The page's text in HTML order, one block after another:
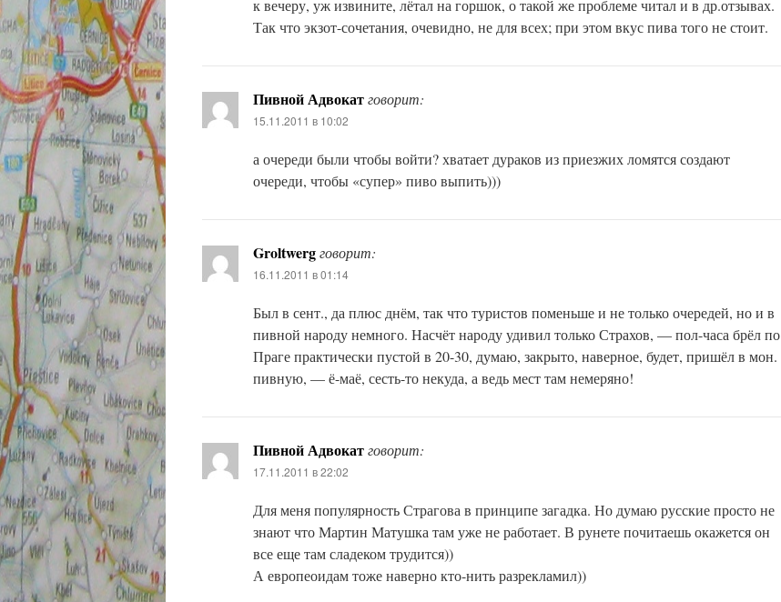
к вечеру, уж извините, лётал на горшок, о такой же проблеме читал и в др.отзывах.
Так что экзот-сочетания, очевидно, не для всех; при этом вкус пива того не стоит.
Пивной Адвокатговорит:
15.11.2011 в 10:02
а очереди были чтобы войти? хватает дураков из приезжих ломятся создают
очереди, чтобы «супер» пиво выпить)))
Groltwergговорит:
16.11.2011 в 01:14
Был в сент., да плюс днём, так что туристов поменьше и не только очередей, но и в
пивной народу немного. Насчёт народу удивил только Страхов, — пол-часа брёл по
Праге практически пустой в 20-30, думаю, закрыто, наверное, будет, пришёл в мон.
пивную, — ё-маё, сесть-то некуда, а ведь мест там немеряно!
Пивной Адвокатговорит:
17.11.2011 в 22:02
Для меня популярность Страгова в принципе загадка. Но думаю русские просто не
знают что Мартин Матушка там уже не работает. В рунете почитаешь окажется он
все еще там сладеком трудится))
А европеоидам тоже наверно кто-нить разрекламил))